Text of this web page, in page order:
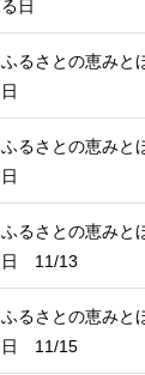
る日
ふるさとの恵みと
日
ふるさとの恵みと
日
ふるさとの恵みと
日 11/13
ふるさとの恵みと
日 11/15